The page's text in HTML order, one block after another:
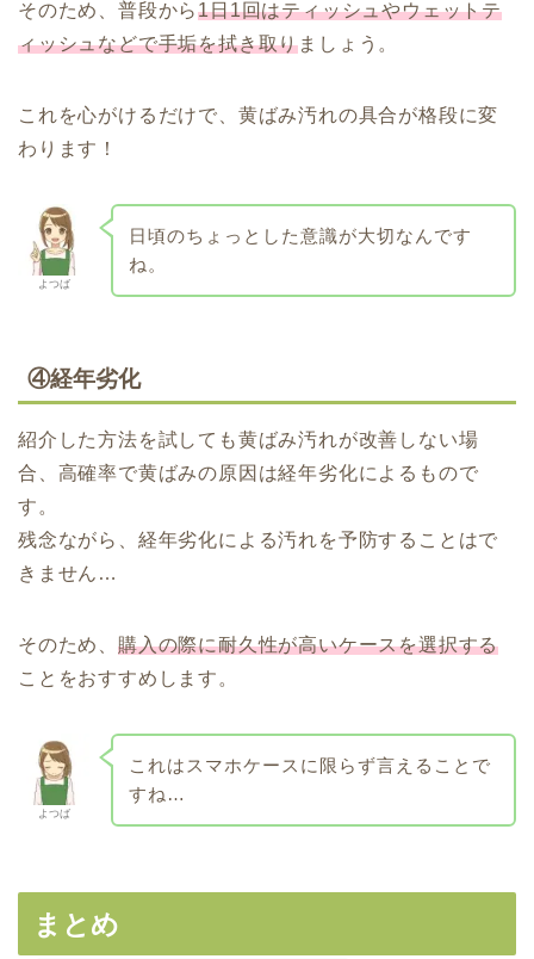
そのため、普段から1日1回はティッシュやウェットテ
ィッシュなどで手垢を拭き取りましょう。
これを心がけるだけで、黄ばみ汚れの具合が格段に変
わります！
よつば
日頃のちょっとした意識が大切なんです
ね。
④経年劣化
紹介した方法を試しても黄ばみ汚れが改善しない場
合、高確率で黄ばみの原因は経年劣化によるもので
す。
残念ながら、経年劣化による汚れを予防することはで
きません…
そのため、 購入の際に耐久性が高いケースを選択する
ことをおすすめします。
よつば
これはスマホケースに限らず言えることで
すね…
まとめ